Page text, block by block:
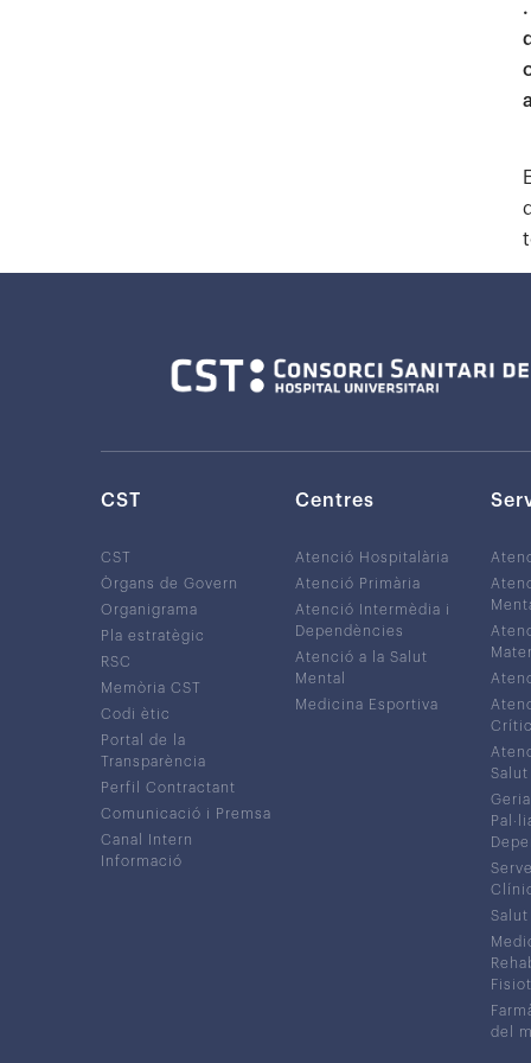
CST
CST
Òrgans de Govern
Organigrama
Pla estratègic
RSC
Memòria CST
Codi ètic
Portal de la
Transparència
Perfil Contractant
Comunicació i Premsa
Canal Intern
Informació
Centres
Atenció Hospitalària
Atenció Primària
Atenció Intermèdia i
Dependències
Atenció a la Salut
Mental
Medicina Esportiva
del